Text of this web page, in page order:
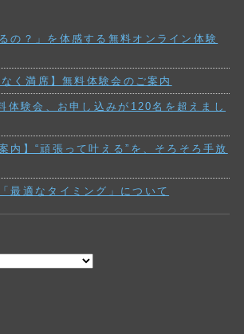
の？」を体感する無料オンライン体験
く満席】無料体験会のご案内
体験会、お申し込みが120名を超えまし
内】“頑張って叶える”を、そろそろ手放
最適なタイミング」について